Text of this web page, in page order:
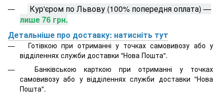
Кур'єром по Львову (100% попередня оплата) —
лише 76 грн.
Детальніше про доставку: натисніть тут
Готівкою при отриманні у точках самовивозу або у
відділеннях служби доставки "Нова Пошта".
Банківською карткою при отриманні у точках
самовивозу або у відділеннях служби доставки "Нова
Пошта".